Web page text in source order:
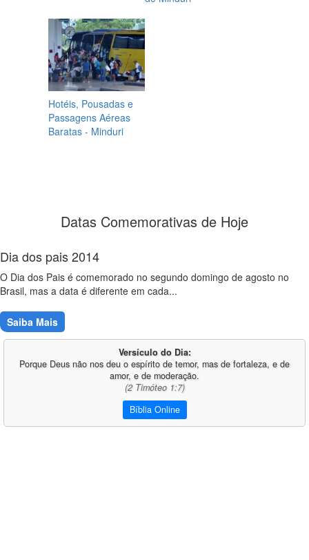
Hotéis, Pousadas e
Passagens Aéreas
Baratas - Minduri
Datas Comemorativas de Hoje
Dia dos pais 2014
O Dia dos Pais é comemorado no segundo domingo de agosto no
Brasil, mas a data é diferente em cada...
Saiba Mais
Versículo do Dia:
Porque Deus não nos deu o espírito de temor, mas de fortaleza, e de
amor, e de moderação.
(2 Timóteo 1:7)
Bíblia Online